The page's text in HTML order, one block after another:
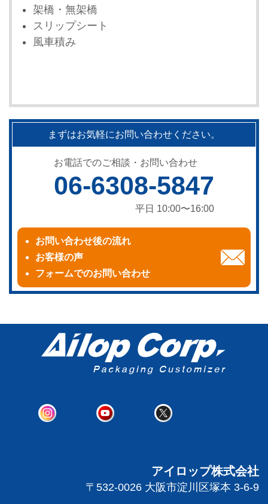
架橋・無架橋
スリップシート
風車積み
まずはお気軽にお問い合わせください。
お電話でのご相談・お問い合わせ
06-6308-5847
平日 10:00〜16:00
お問い合わせ後の流れ
お客様の声
フォームでのお問い合わせ
アイロップ株式会社
〒532-0026 大阪市淀川区塚本 3-6-9